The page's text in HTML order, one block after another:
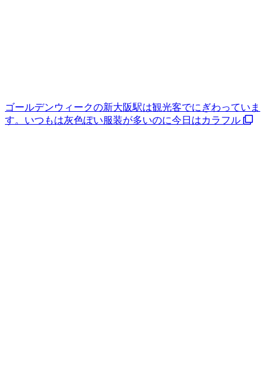
ゴールデンウィークの新大阪駅は観光客でにぎわっていま
す。いつもは灰色ぽい服装が多いのに今日はカラフル